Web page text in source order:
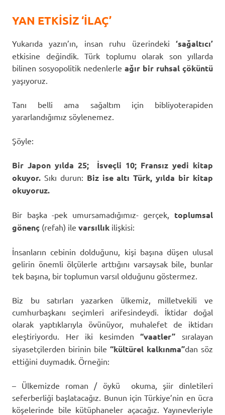
YAN ETKİSİZ ‘İLAÇ’
Yukarıda yazın’ın, insan ruhu üzerindeki ‘sağaltıcı’
etkisine değindik. Türk toplumu olarak son yıllarda
bilinen sosyopolitik nedenlerle ağır bir ruhsal çöküntü
yaşıyoruz.
Tanı belli ama sağaltım için bibliyoterapiden
yararlandığımız söylenemez.
Şöyle:
Bir Japon yılda 25; İsveçli 10; Fransız yedi kitap
okuyor. Sıkı durun: Biz ise altı Türk, yılda bir kitap
okuyoruz.
Bir başka -pek umursamadığımız- gerçek, toplumsal
gönenç (refah) ile varsıllık ilişkisi:
İnsanların cebinin dolduğunu, kişi başına düşen ulusal
gelirin önemli ölçülerle arttığını varsaysak bile, bunlar
tek başına, bir toplumun varsıl olduğunu göstermez.
Biz bu satırları yazarken ülkemiz, milletvekili ve
cumhurbaşkanı seçimleri arifesindeydi. İktidar doğal
olarak yaptıklarıyla övünüyor, muhalefet de iktidarı
eleştiriyordu. Her iki kesimden“vaatler” sıralayan
siyasetçilerden birinin bile “kültürel kalkınma”dan söz
ettiğini duymadık. Örneğin:
– Ülkemizde roman / öykü okuma, şiir dinletileri
seferberliği başlatacağız. Bunun için Türkiye’nin en ücra
köşelerinde bile kütüphaneler açacağız. Yayınevleriyle